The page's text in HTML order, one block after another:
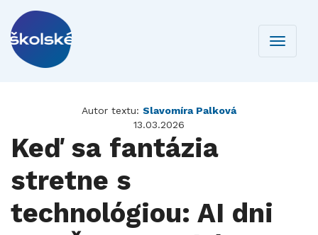
Toggle
Autor textu: Slavomíra Palková
13.03.2026
Keď sa fantázia
stretne s
technológiou: AI dni